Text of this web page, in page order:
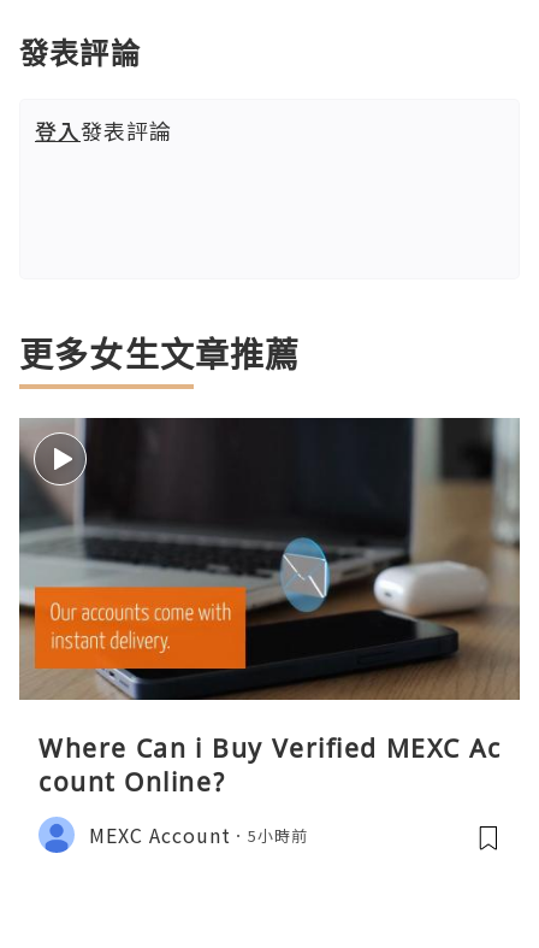
發表評論
登入發表評論
更多女生文章推薦
Where Can i Buy Verified MEXC Ac
count Online?
MEXC Account 5小時前